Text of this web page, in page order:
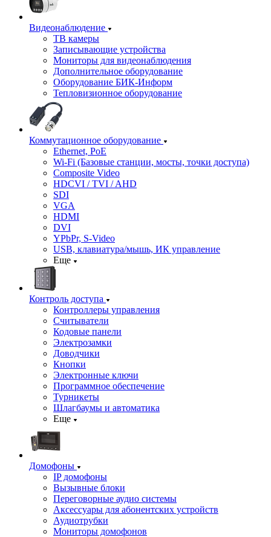
Видеонаблюдение
ТВ камеры
Записывающие устройства
Мониторы для видеонаблюдения
Дополнительное оборудование
Оборудование БИК-Информ
Тепловизионное оборудование
Коммутационное оборудование
Ethernet, PoE
Wi-Fi (Базовые станции, мосты, точки доступа)
Composite Video
HDCVI / TVI / AHD
SDI
VGA
HDMI
DVI
YPbPr, S-Video
USB, клавиатура/мышь, ИК управление
Еще
Контроль доступа
Контроллеры управления
Считыватели
Кодовые панели
Электрозамки
Доводчики
Кнопки
Электронные ключи
Программное обеспечение
Турникеты
Шлагбаумы и автоматика
Еще
Домофоны
IP домофоны
Вызывные блоки
Переговорные аудио системы
Аксессуары для абонентских устройств
Аудиотрубки
Мониторы домофонов